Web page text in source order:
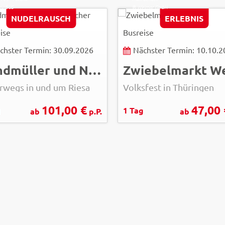
NUDELRAUSCH
Termin: 30.09.2026
Windmüller und Nudelmacher
in und um Riesa
ab 101,00 € p.P.
ERLEBNIS
Busreise
Nächster Termin:
Volksfest in Thüringen
1 Tag ab 47,00